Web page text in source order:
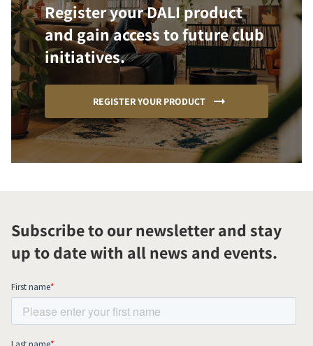
Register your DALI product
and gain access to future club
initiatives.
REGISTER YOUR PRODUCT
Subscribe to our newsletter and stay
up to date with all news and events.